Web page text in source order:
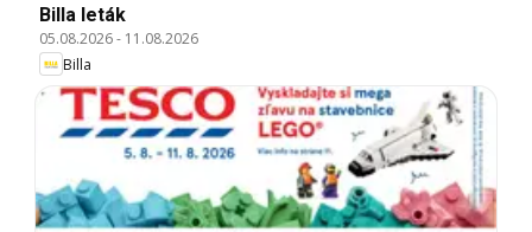
Billa leták
05.08.2026- 11.08.2026
Billa